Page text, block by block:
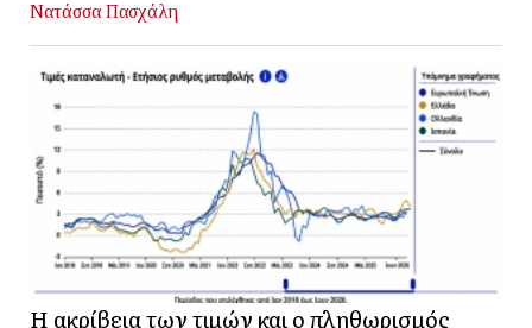
Νατάσσα Πασχάλη
Η ακρίβεια των τιμών και ο πληθωρισμός